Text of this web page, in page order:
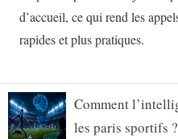
Comment
les paris sportifs ?